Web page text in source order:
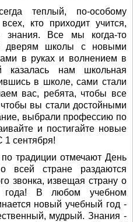
теплый, по-особому
кто приходит учится,
Все мы когда-то
дверям школы с новыми
в руках и волнением в
казалась нам школьная
в школе, сами стали
вас, ребята, чтобы все
вы стали достойными
выбрали профессию по
и постигайте новые
сентября!
традиции отмечают День
стране раздаются
звонка, извещая страну о
года! В любом учебном
новый учебный год -
мудрый. Знания -